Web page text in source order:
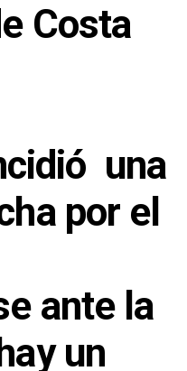
Costa
una
por el
ante la
un